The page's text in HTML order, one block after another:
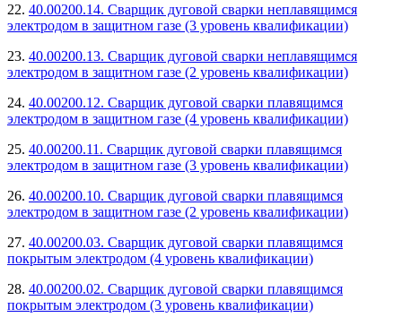
22. 40.00200.14. Сварщик дуговой сварки неплавящимся
электродом в защитном газе (3 уровень квалификации)
23. 40.00200.13. Сварщик дуговой сварки неплавящимся
электродом в защитном газе (2 уровень квалификации)
24. 40.00200.12. Сварщик дуговой сварки плавящимся
электродом в защитном газе (4 уровень квалификации)
25. 40.00200.11. Сварщик дуговой сварки плавящимся
электродом в защитном газе (3 уровень квалификации)
26. 40.00200.10. Сварщик дуговой сварки плавящимся
электродом в защитном газе (2 уровень квалификации)
27. 40.00200.03. Сварщик дуговой сварки плавящимся
покрытым электродом (4 уровень квалификации)
28. 40.00200.02. Сварщик дуговой сварки плавящимся
покрытым электродом (3 уровень квалификации)